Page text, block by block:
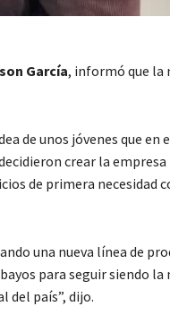
García, informó que la
de unos jóvenes que en
crear la empresa
de primera necesidad
una nueva línea de
para seguir siendo la
del país”, dijo.